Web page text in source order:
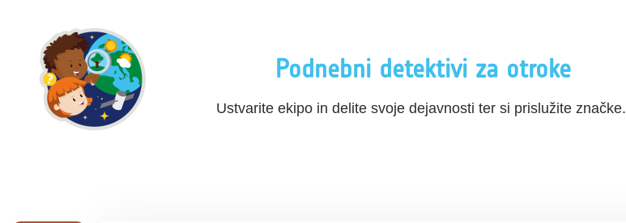
Podnebni detektivi za otroke
Ustvarite ekipo in delite svoje dejavnosti ter si prislužite značke.